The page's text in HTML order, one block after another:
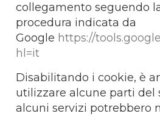
collegamento seguendo
procedura indicata da
Google https://
hl=it
Disabilitando i cookie, è
utilizzare alcune parti del
alcuni servizi potrebbero